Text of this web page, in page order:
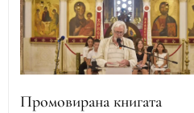
Промовирана книгата